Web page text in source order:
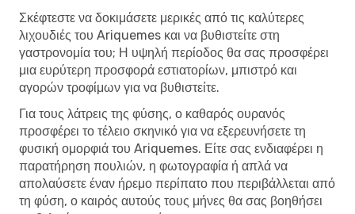
Σκέφτεστε να δοκιμάσετε μερικές από τις καλύτερες
λιχουδιές του Ariquemes και να βυθιστείτε στη
γαστρονομία του; Η υψηλή περίοδος θα σας προσφέρει
μια ευρύτερη προσφορά εστιατορίων, μπιστρό και
αγορών τροφίμων για να βυθιστείτε.
Για τους λάτρεις της φύσης, ο καθαρός ουρανός
προσφέρει το τέλειο σκηνικό για να εξερευνήσετε τη
φυσική ομορφιά του Ariquemes. Είτε σας ενδιαφέρει η
παρατήρηση πουλιών, η φωτογραφία ή απλά να
απολαύσετε έναν ήρεμο περίπατο που περιβάλλεται από
τη φύση, ο καιρός αυτούς τους μήνες θα σας βοηθήσει